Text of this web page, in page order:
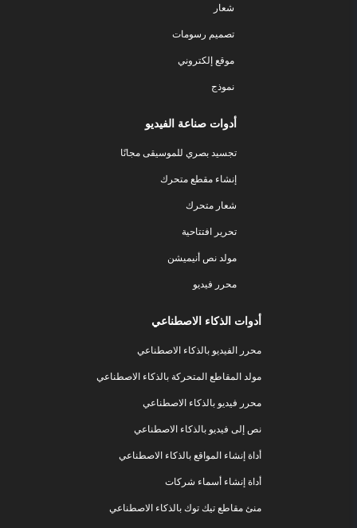
شعار
تصميم رسومات
موقع إلكتروني
نموذج
أدوات صناعة الفيديو
تجسيد بصري للموسيقى مجانًا
إنشاء مقطع متحرك
شعار متحرك
تحرير افتتاحية
مولد نص أنيميشن
محرر فيديو
أدوات الذكاء الاصطناعي
محرر الفيديو بالذكاء الاصطناعي
مولد المقاطع المتحركة بالذكاء الاصطناعي
محرر فيديو بالذكاء الاصطناعي
نص إلى فيديو بالذكاء الاصطناعي
أداة إنشاء المواقع بالذكاء الاصطناعي
أداة إنشاء أسماء شركات
منئ مقاطع تيك توك بالذكاء الاصطناعي